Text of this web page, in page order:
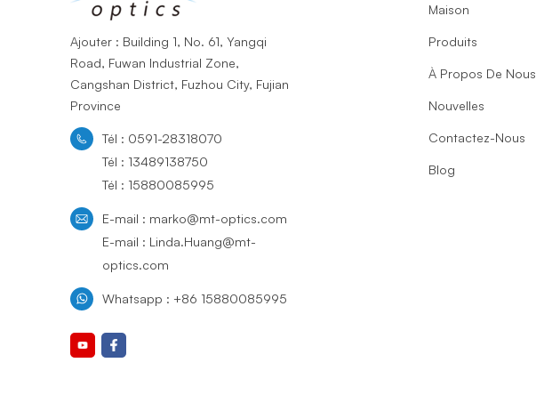
Ajouter : Building 1, No. 61, Yangqi
Road, Fuwan Industrial Zone,
Cangshan District, Fuzhou City, Fujian
Province
Tél : 0591-28318070
Tél : 13489138750
Tél : 15880085995
E-mail : marko@mt-optics.com
E-mail : Linda.Huang@mt-
optics.com
Whatsapp : +86 15880085995
Maison
Produits
À Propos De Nous
Nouvelles
Contactez-Nous
Blog